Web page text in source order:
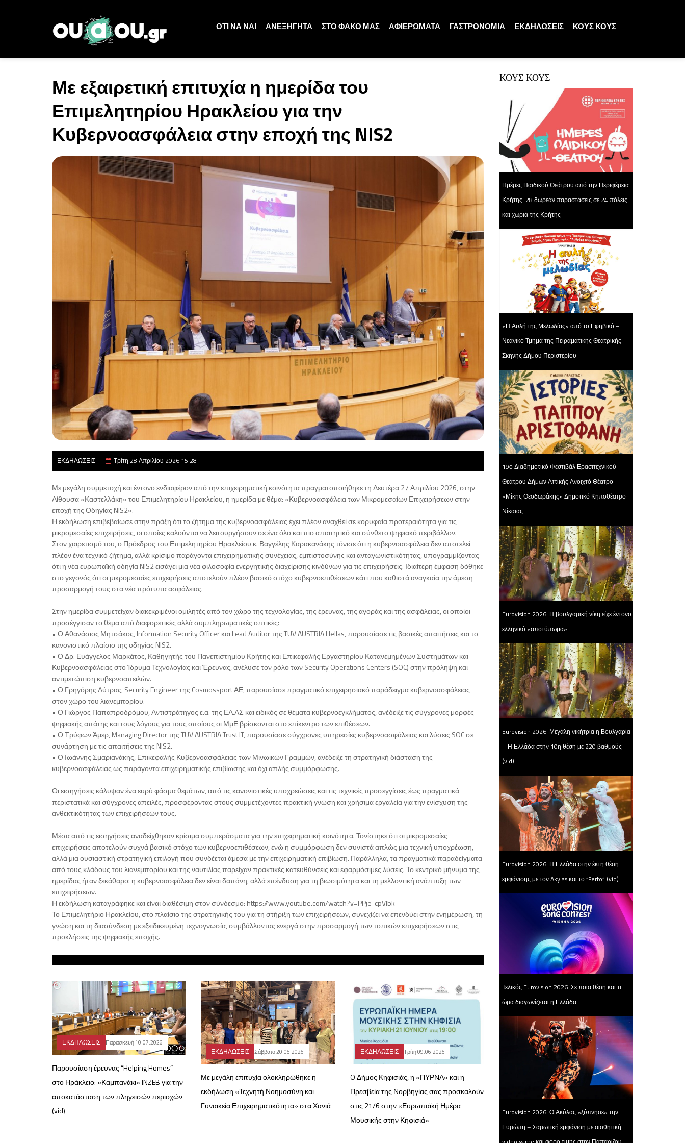
ΟΤΙ ΝΑ ΝΑΙ ΑΝΕΞΗΓΗΤΑ ΣΤΟ ΦΑΚΟ ΜΑΣ ΑΦΙΕΡΩΜΑΤΑ ΓΑΣΤΡΟΝΟΜΙΑ ΕΚΔΗΛΩΣΕΙΣ ΚΟΥΣ ΚΟΥΣ
Με εξαιρετική επιτυχία η ημερίδα του
Επιμελητηρίου Ηρακλείου για την
Κυβερνοασφάλεια στην εποχή της NIS2
ΕΚΔΗΛΩΣΕΙΣ Τρίτη 28 Απριλίου 2026 15:28
Με μεγάλη συμμετοχή και έντονο ενδιαφέρον από την επιχειρηματική κοινότητα πραγματοποιήθηκε τη Δευτέρα 27 Απριλίου 2026, στην
Αίθουσα «Καστελλάκη» του Επιμελητηρίου Ηρακλείου, η ημερίδα με θέμα: «Κυβερνοασφάλεια των Μικρομεσαίων Επιχειρήσεων στην
εποχή της Οδηγίας NIS2».
Η εκδήλωση επιβεβαίωσε στην πράξη ότι το ζήτημα της κυβερνοασφάλειας έχει πλέον αναχθεί σε κορυφαία προτεραιότητα για τις
μικρομεσαίες επιχειρήσεις, οι οποίες καλούνται να λειτουργήσουν σε ένα όλο και πιο απαιτητικό και σύνθετο ψηφιακό περιβάλλον.
Στον χαιρετισμό του, ο Πρόεδρος του Επιμελητηρίου Ηρακλείου κ. Βαγγέλης Καρακανάκης τόνισε ότι η κυβερνοασφάλεια δεν αποτελεί
πλέον ένα τεχνικό ζήτημα, αλλά κρίσιμο παράγοντα επιχειρηματικής συνέχειας, εμπιστοσύνης και ανταγωνιστικότητας, υπογραμμίζοντας
ότι η νέα ευρωπαϊκή οδηγία NIS2 εισάγει μια νέα φιλοσοφία ενεργητικής διαχείρισης κινδύνων για τις επιχειρήσεις. Ιδιαίτερη έμφαση δόθηκε
στο γεγονός ότι οι μικρομεσαίες επιχειρήσεις αποτελούν πλέον βασικό στόχο κυβερνοεπιθέσεων κάτι που καθιστά αναγκαία την άμεση
προσαρμογή τους στα νέα πρότυπα ασφάλειας.
Στην ημερίδα συμμετείχαν διακεκριμένοι ομιλητές από τον χώρο της τεχνολογίας, της έρευνας, της αγοράς και της ασφάλειας, οι οποίοι
προσέγγισαν το θέμα από διαφορετικές αλλά συμπληρωματικές οπτικές:
• Ο Αθανάσιος Μητσάκος, Information Security Officer και Lead Auditor της TUV AUSTRIA Hellas, παρουσίασε τις βασικές απαιτήσεις και το
κανονιστικό πλαίσιο της οδηγίας NIS2.
• Ο Δρ. Ευάγγελος Μαρκάτος, Καθηγητής του Πανεπιστημίου Κρήτης και Επικεφαλής Εργαστηρίου Κατανεμημένων Συστημάτων και
Κυβερνοασφάλειας στο Ίδρυμα Τεχνολογίας και Έρευνας, ανέλυσε τον ρόλο των Security Operations Centers (SOC) στην πρόληψη και
αντιμετώπιση κυβερνοαπειλών.
• Ο Γρηγόρης Λύτρας, Security Engineer της Cosmossport ΑΕ, παρουσίασε πραγματικό επιχειρησιακό παράδειγμα κυβερνοασφάλειας
στον χώρο του λιανεμπορίου.
• Ο Γιώργος Παπαπροδρόμου, Αντιστράτηγος ε.α. της ΕΛ.ΑΣ και ειδικός σε θέματα κυβερνοεγκλήματος, ανέδειξε τις σύγχρονες μορφές
ψηφιακής απάτης και τους λόγους για τους οποίους οι ΜμΕ βρίσκονται στο επίκεντρο των επιθέσεων.
• Ο Τρύφων Άμερ, Managing Director της TUV AUSTRIA Trust IT, παρουσίασε σύγχρονες υπηρεσίες κυβερνοασφάλειας και λύσεις SOC σε
συνάρτηση με τις απαιτήσεις της NIS2.
• Ο Ιωάννης Σμαριανάκης, Επικεφαλής Κυβερνοασφάλειας των Μινωικών Γραμμών, ανέδειξε τη στρατηγική διάσταση της
κυβερνοασφάλειας ως παράγοντα επιχειρηματικής επιβίωσης και όχι απλής συμμόρφωσης.
Οι εισηγήσεις κάλυψαν ένα ευρύ φάσμα θεμάτων, από τις κανονιστικές υποχρεώσεις και τις τεχνικές προσεγγίσεις έως πραγματικά
περιστατικά και σύγχρονες απειλές, προσφέροντας στους συμμετέχοντες πρακτική γνώση και χρήσιμα εργαλεία για την ενίσχυση της
ανθεκτικότητας των επιχειρήσεών τους.
Μέσα από τις εισηγήσεις αναδείχθηκαν κρίσιμα συμπεράσματα για την επιχειρηματική κοινότητα. Τονίστηκε ότι οι μικρομεσαίες
επιχειρήσεις αποτελούν συχνά βασικό στόχο των κυβερνοεπιθέσεων, ενώ η συμμόρφωση δεν συνιστά απλώς μια τεχνική υποχρέωση,
αλλά μια ουσιαστική στρατηγική επιλογή που συνδέεται άμεσα με την επιχειρηματική επιβίωση. Παράλληλα, τα πραγματικά παραδείγματα
από τους κλάδους του λιανεμπορίου και της ναυτιλίας παρείχαν πρακτικές κατευθύνσεις και εφαρμόσιμες λύσεις. Το κεντρικό μήνυμα της
ημερίδας ήταν ξεκάθαρο: η κυβερνοασφάλεια δεν είναι δαπάνη, αλλά επένδυση για τη βιωσιμότητα και τη μελλοντική ανάπτυξη των
επιχειρήσεων.
Η εκδήλωση καταγράφηκε και είναι διαθέσιμη στον σύνδεσμο: https://www.youtube.com/watch?v=PPje-cpVlbk
Το Επιμελητήριο Ηρακλείου, στο πλαίσιο της στρατηγικής του για τη στήριξη των επιχειρήσεων, συνεχίζει να επενδύει στην ενημέρωση, τη
γνώση και τη διασύνδεση με εξειδικευμένη τεχνογνωσία, συμβάλλοντας ενεργά στην προσαρμογή των τοπικών επιχειρήσεων στις
προκλήσεις της ψηφιακής εποχής.
ΕΚΔΗΛΩΣΕΙΣ Παρασκευή 10.07.2026
Παρουσίαση έρευνας “Helping Homes”
στο Ηράκλειο: «Καμπανάκι» INZEB για την
αποκατάσταση των πληγεισών περιοχών
(vid)
ΕΚΔΗΛΩΣΕΙΣ Σάββατο 20.06.2026
Με μεγάλη επιτυχία ολοκληρώθηκε η
εκδήλωση «Τεχνητή Νοημοσύνη και
Γυναικεία Επιχειρηματικότητα» στα Χανιά
ΕΚΔΗΛΩΣΕΙΣ Τρίτη 09.06.2026
O Δήμος Κηφισιάς, η «ΠΥΡΝΑ» και η
Πρεσβεία της Νορβηγίας σας προσκαλούν
στις 21/6 στην «Ευρωπαϊκή Ημέρα
Μουσικής στην Κηφισιά»
ΚΟΥΣ ΚΟΥΣ
Ημέρες Παιδικού Θεάτρου από την Περιφέρεια
Κρήτης: 28 δωρεάν παραστάσεις σε 24 πόλεις
και χωριά της Κρήτης
«Η Αυλή της Μελωδίας» από το Εφηβικό –
Νεανικό Τμήμα της Πειραματικής Θεατρικής
Σκηνής Δήμου Περιστερίου
19ο Διαδημοτικό Φεστιβάλ Ερασιτεχνικού
Θεάτρου Δήμων Αττικής Ανοιχτό Θέατρο
«Μίκης Θεοδωράκης» Δημοτικό Κηποθέατρο
Νίκαιας
Eurovision 2026: Η βουλγαρική νίκη είχε έντονο
ελληνικό «αποτύπωμα»
Eurovision 2026: Μεγάλη νικήτρια η Βουλγαρία
– Η Ελλάδα στην 10η θέση με 220 βαθμούς
(vid)
Eurovision 2026: Η Ελλάδα στην έκτη θέση
εμφάνισης με τον Akylas και το “Ferto” (vid)
Τελικός Eurovision 2026: Σε ποια θέση και τι
ώρα διαγωνίζεται η Ελλάδα
Eurovision 2026: Ο Ακύλας «ξύπνησε» την
Ευρώπη – Σαρωτική εμφάνιση με αισθητική